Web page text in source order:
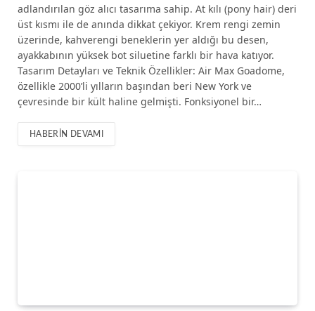
adlandırılan göz alıcı tasarıma sahip. At kılı (pony hair) deri
üst kısmı ile de anında dikkat çekiyor. Krem rengi zemin
üzerinde, kahverengi beneklerin yer aldığı bu desen,
ayakkabının yüksek bot siluetine farklı bir hava katıyor.
Tasarım Detayları ve Teknik Özellikler: Air Max Goadome,
özellikle 2000’li yılların başından beri New York ve
çevresinde bir kült haline gelmişti. Fonksiyonel bir…
HABERIN DEVAMI